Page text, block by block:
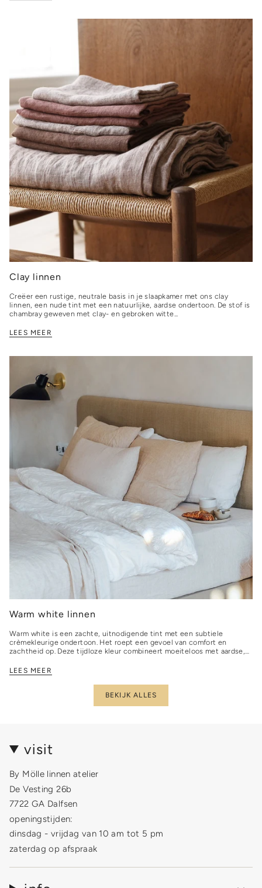
Clay linnen
Creëer een rustige, neutrale basis in je slaapkamer met ons clay
linnen, een nude tint met een natuurlijke, aardse ondertoon. De stof is
chambray geweven met clay- en gebroken witte...
LEES MEER
Warm white linnen
Warm white is een zachte, uitnodigende tint met een subtiele
crèmekleurige ondertoon. Het roept een gevoel van comfort en
zachtheid op. Deze tijdloze kleur combineert moeiteloos met aardse,
LEES MEER
BEKIJK ALLES
visit
By Mölle linnen atelier
De Vesting 26b
7722 GA Dalfsen
openingstijden:
dinsdag - vrijdag van 10 am tot 5 pm
zaterdag op afspraak